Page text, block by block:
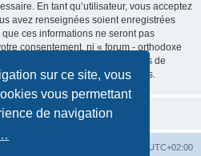
sur ce site, vous
vous permettant
de navigation
En tant qu’utilisateur, vous acceptez
avez renseignées soient enregistrées
ces informations ne seront pas
consentement, ni « forum - orthodoxe
comme responsables en cas de
à compromettre vos données.
UTC+02:00